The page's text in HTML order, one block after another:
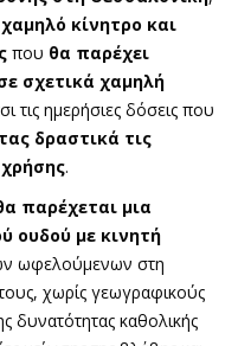
κίνητρο και
που θα παρέχει
σχετικά χαμηλή
τις ημερήσιες δόσεις που
δραστικά τις
.
παρέχεται μια
ουδού με κινητή
ωφελούμενων στη
χωρίς γεωγραφικούς
δυνατότητας καθολικής